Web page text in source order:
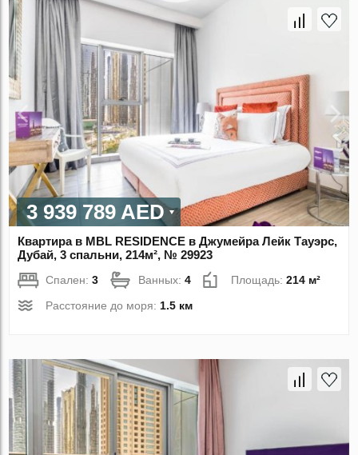
3 939 789 AED
Квартира в MBL RESIDENCE в Джумейра Лейк Тауэрс,
Дубай, 3 спальни, 214м², № 29923
Спален:3 Ванных:4 Площадь:214 м²
Расстояние до моря: 1.5 км